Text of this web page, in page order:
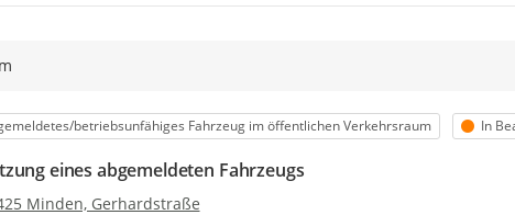
betriebsunfähiges Fahrzeug im öffentlichen Verkehrsraum Status
In
eines abgemeldeten Fahrzeugs
Minden, Gerhardstraße